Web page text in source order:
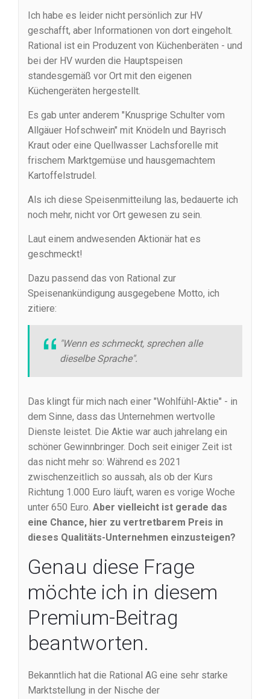
Ich habe es leider nicht persönlich zur HV
geschafft, aber Informationen von dort eingeholt.
Rational ist ein Produzent von Küchenberäten - und
bei der HV wurden die Hauptspeisen
standesgemäß vor Ort mit den eigenen
Küchengeräten hergestellt.
Es gab unter anderem "Knusprige Schulter vom
Allgäuer Hofschwein" mit Knödeln und Bayrisch
Kraut oder eine Quellwasser Lachsforelle mit
frischem Marktgemüse und hausgemachtem
Kartoffelstrudel.
Als ich diese Speisenmitteilung las, bedauerte ich
noch mehr, nicht vor Ort gewesen zu sein.
Laut einem andwesenden Aktionär hat es
geschmeckt!
Dazu passend das von Rational zur
Speisenankündigung ausgegebene Motto, ich
zitiere:
"Wenn es schmeckt, sprechen alle
dieselbe Sprache".
Das klingt für mich nach einer "Wohlfühl-Aktie" - in
dem Sinne, dass das Unternehmen wertvolle
Dienste leistet. Die Aktie war auch jahrelang ein
schöner Gewinnbringer. Doch seit einiger Zeit ist
das nicht mehr so: Während es 2021
zwischenzeitlich so aussah, als ob der Kurs
Richtung 1.000 Euro läuft, waren es vorige Woche
unter 650 Euro. Aber vielleicht ist gerade das
eine Chance, hier zu vertretbarem Preis in
dieses Qualitäts-Unternehmen einzusteigen?
Genau diese Frage
möchte ich in diesem
Premium-Beitrag
beantworten.
Bekanntlich hat die Rational AG eine sehr starke
Marktstellung in der Nische der